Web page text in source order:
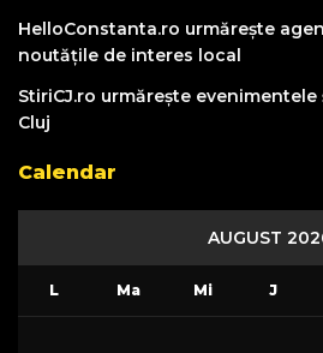
HelloConstanta.ro urmărește
noutățile de interes local
StiriCJ.ro urmărește
Cluj
Calendar
AUGUST
L Ma Mi J